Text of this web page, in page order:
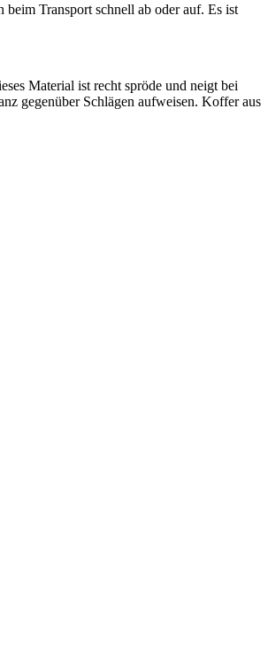
beim Transport schnell ab oder auf. Es ist
Material ist recht spröde und neigt bei
gegenüber Schlägen aufweisen. Koffer aus